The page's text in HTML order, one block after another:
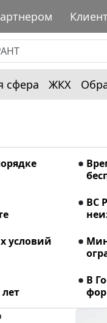
сфера ЖКХ
ВС
условий
В